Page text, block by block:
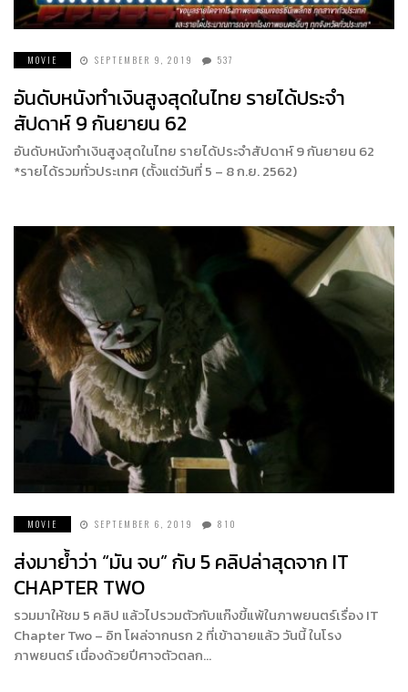
MOVIE SEPTEMBER 9, 2019 537
อันดับหนังทำเงินสูงสุดในไทย รายได้ประจำ
สัปดาห์ 9 กันยายน 62
อันดับหนังทำเงินสูงสุดในไทย รายได้ประจำสัปดาห์ 9 กันยายน 62
*รายได้รวมทั่วประเทศ (ตั้งแต่วันที่ 5 – 8 ก.ย. 2562)
MOVIE SEPTEMBER 6, 2019 810
ส่งมาย้ำว่า “มัน จบ” กับ 5 คลิปล่าสุดจาก IT
CHAPTER TWO
รวมมาให้ชม 5 คลิป แล้วไปรวมตัวกับแก๊งขี้แพ้ในภาพยนตร์เรื่อง IT
Chapter Two – อิท โผล่จากนรก 2 ที่เข้าฉายแล้ว วันนี้ ในโรง
ภาพยนตร์ เนื่องด้วยปีศาจตัวตลก…